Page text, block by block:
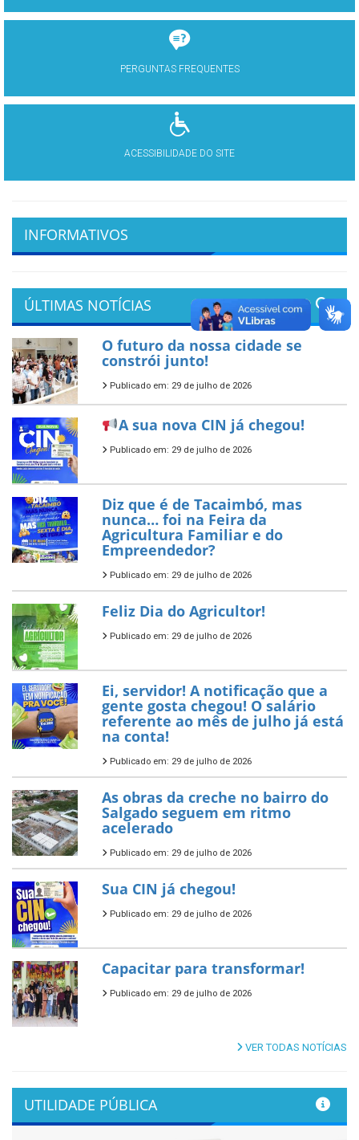
PERGUNTAS FREQUENTES
ACESSIBILIDADE DO SITE
INFORMATIVOS
ÚLTIMAS NOTÍCIAS
O futuro da nossa cidade se
constrói junto!
Publicado em: 29 de julho de 2026
A sua nova CIN já chegou!
Publicado em: 29 de julho de 2026
Diz que é de Tacaimbó, mas
nunca… foi na Feira da
Agricultura Familiar e do
Empreendedor?
Publicado em: 29 de julho de 2026
Feliz Dia do Agricultor!
Publicado em: 29 de julho de 2026
Ei, servidor! A notificação que a
gente gosta chegou! O salário
referente ao mês de julho já está
na conta!
Publicado em: 29 de julho de 2026
As obras da creche no bairro do
Salgado seguem em ritmo
acelerado
Publicado em: 29 de julho de 2026
Sua CIN já chegou!
Publicado em: 29 de julho de 2026
Capacitar para transformar!
Publicado em: 29 de julho de 2026
VER TODAS NOTÍCIAS
UTILIDADE PÚBLICA